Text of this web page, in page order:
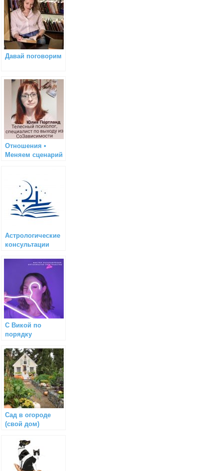
Давай поговорим
Отношения •
Меняем сценарий
Астрологические
консультации
С Викой по
порядку
Сад в огороде
(свой дом)